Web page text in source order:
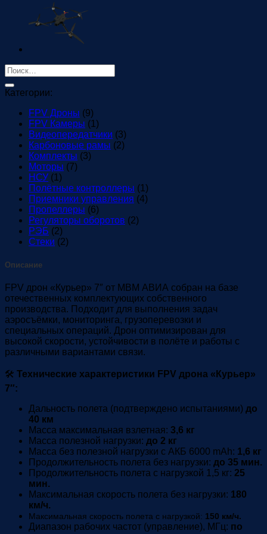
Искать:
Категории:
FPV Дроны (9)
FPV Камеры (1)
Видеопередатчики (3)
Карбоновые рамы (2)
Комплекты (3)
Моторы (7)
НСУ (1)
Полётные контроллеры (1)
Приемники управления (4)
Пропеллеры (6)
Регуляторы оборотов (2)
РЭБ (2)
Стеки (2)
Описание
FPV дрон «Курьер» 7″ от МВМ АВИА собран на базе
отечественных комплектующих собственного
производства. Подходит для выполнения задач
аэросъёмки, мониторинга, грузоперевозки и
специальных операций. Дрон оптимизирован для
высокой скорости, устойчивости в полёте и работы с
различными вариантами связи.
🛠 Технические характеристики FPV дрона «Курьер»
7″:
Дальность полета (подтверждено испытаниями) до
40 км
Масса максимальная взлетная: 3,6 кг
Масса полезной нагрузки: до 2 кг
Масса без полезной нагрузки с АКБ 6000 mAh: 1,6 кг
Продолжительность полета без нагрузки: до 35 мин.
Продолжительность полета с нагрузкой 1,5 кг: 25
мин.
Максимальная скорость полета без нагрузки: 180
км/ч.
Максимальная скорость полета с нагрузкой: 150 км/ч.
Диапазон рабочих частот (управление), МГц: по